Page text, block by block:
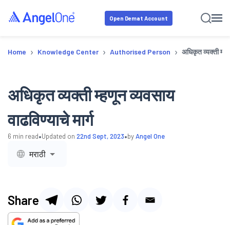
Open Demat Account
Home › Knowledge Center › Authorised Person › अधिकृत व्यक्ती
अधिकृत व्यक्ती म्हणून व्यवसाय
वाढविण्याचे मार्ग
6 min read•Updated on 22nd Sept, 2023•byAngel One
मराठी
Share